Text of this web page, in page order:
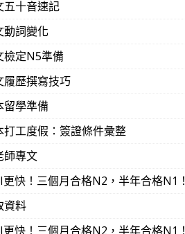
五十音速記
動詞變化
檢定N5準備
履歷撰寫技巧
留學準備
打工度假：簽證條件彙整
師專文
更快！三個月合格N2，半年合格N1！
資料
更快！三個月合格N2，半年合格N1！